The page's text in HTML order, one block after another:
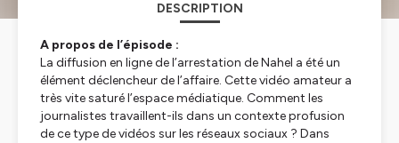
DESCRIPTION
A propos de l’épisode :
La diffusion en ligne de l’arrestation de Nahel a été un
élément déclencheur de l’affaire. Cette vidéo amateur a
très vite saturé l’espace médiatique. Comment les
journalistes travaillent-ils dans un contexte profusion
de ce type de vidéos sur les réseaux sociaux ? Dans